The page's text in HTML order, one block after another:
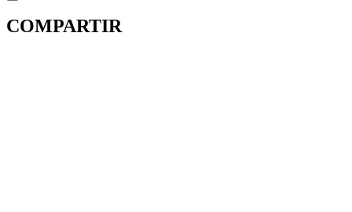
COMPARTIR